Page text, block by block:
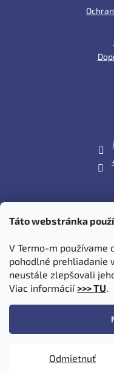
Táto webstránka
V Termo-m používame
pohodlné prehliadanie
neustále zlepšovali
Viac informácií >>> TU.
Odmietnuť